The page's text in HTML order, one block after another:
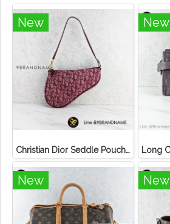
New
Christian Dior Seddle Pouch Accessory Hand Bag
New
New New